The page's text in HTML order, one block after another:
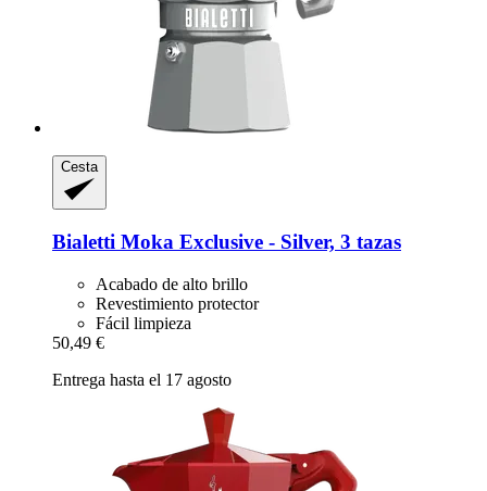
Cesta
Bialetti Moka Exclusive -​ Silver, 3 tazas
Acabado de alto brillo
Revestimiento protector
Fácil limpieza
50,49 €
Entrega hasta el 17 agosto